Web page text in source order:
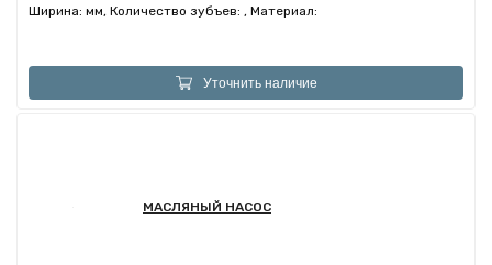
Ширина: мм, Количество зубъев: , Материал:
Уточнить наличие
МАСЛЯНЫЙ НАСОС